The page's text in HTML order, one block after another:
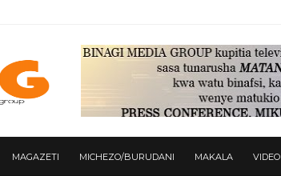
MAGAZETI MICHEZO/BURUDANI MAKALA VIDEO